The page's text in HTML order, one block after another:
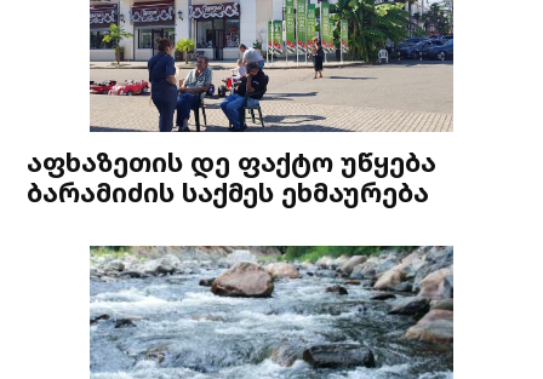
აფხაზეთის დე ფაქტო უწყება
ბარამიძის საქმეს ეხმაურება